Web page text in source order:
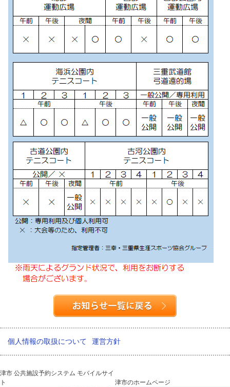
個人情報の取扱について 運営方針
津市 公共施設予約システム モバイルサイ
ト
津市のホームページ